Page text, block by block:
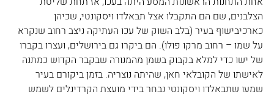
הצלבנים, שם הם התקבלו אצל תבאלדו ויסקונטי, שכיהן
כארכיבישוף בעיר (בלב השוק של עכו העתיקה ניצב רחוב שנקרא
על שמו – רחוב מרקו פולו). הם ביקרו גם בירושלים, ועצרו בקברו
של ישו כדי למלא בקבוק בשמן מהמנורה שבקבר הקדוש כמתנה
לאישתו של הקובלאי חאן, שהיתה נוצריה. בזמן ביקורם בעיר
שמעו שתבאלדו ויסקונטי נבחר בידי מועצת הקרדינלים לשמש